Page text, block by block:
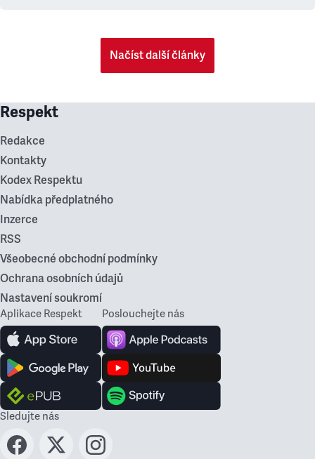
Načíst další články
Respekt
Redakce
Kontakty
Kodex Respektu
Nabídka předplatného
Inzerce
RSS
Všeobecné obchodní podmínky
Ochrana osobních údajů
Nastavení soukromí
Aplikace Respekt Poslouchejte nás
Sledujte nás